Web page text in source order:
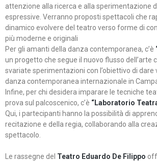
attenzione alla ricerca e alla sperimentazione
espressive. Verranno proposti spettacoli che
dinamico evolvere del teatro verso forme di
più moderne e originali
Per gli amanti della danza contemporanea, c’è
un progetto che segue il nuovo flusso dell’arte
svariate sperimentazioni con l’obiettivo di dare
danza contemporanea internazionale in
Infine, per chi desidera imparare le tecniche
prova sul palcoscenico, c’è “Laboratorio
Qui, i partecipanti hanno la possibilità di
recitazione e della regia, collaborando alla
spettacolo.
Le rassegne del Teatro Eduardo De Filippo